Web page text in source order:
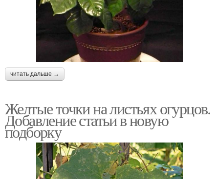
читать дальше →
Желтые точки на листьях огурцов.
Добавление статьи в новую
подборку